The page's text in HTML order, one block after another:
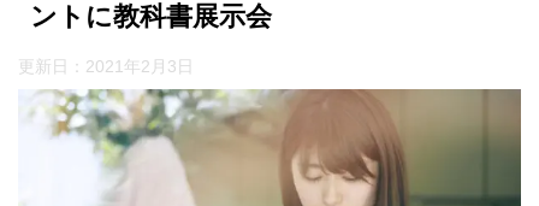
ントに教科書展示会
更新日： 2021年2月3日